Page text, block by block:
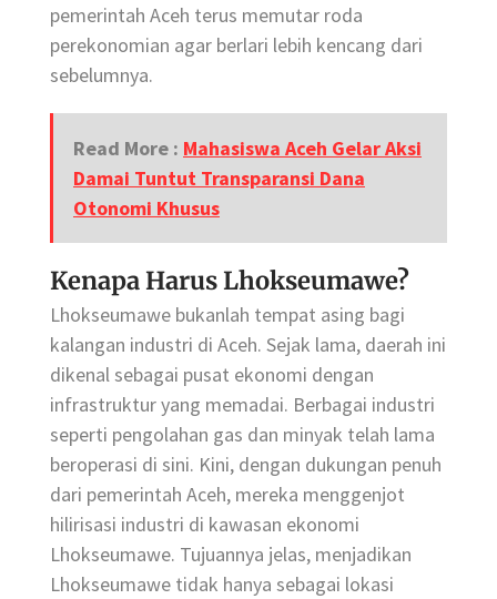
pemerintah Aceh terus memutar roda
perekonomian agar berlari lebih kencang dari
sebelumnya.
Read More : Mahasiswa Aceh Gelar Aksi
Damai Tuntut Transparansi Dana
Otonomi Khusus
Kenapa Harus Lhokseumawe?
Lhokseumawe bukanlah tempat asing bagi
kalangan industri di Aceh. Sejak lama, daerah ini
dikenal sebagai pusat ekonomi dengan
infrastruktur yang memadai. Berbagai industri
seperti pengolahan gas dan minyak telah lama
beroperasi di sini. Kini, dengan dukungan penuh
dari pemerintah Aceh, mereka menggenjot
hilirisasi industri di kawasan ekonomi
Lhokseumawe. Tujuannya jelas, menjadikan
Lhokseumawe tidak hanya sebagai lokasi